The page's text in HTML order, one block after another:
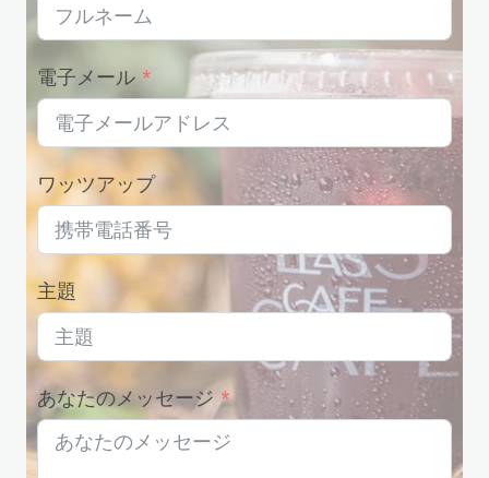
電子メール
ワッツアップ
主題
あなたのメッセージ